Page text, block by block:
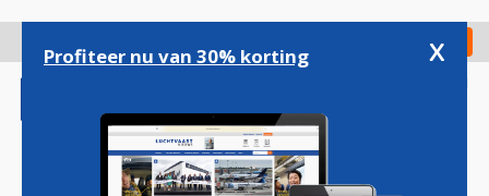
gaan
Check in
Profiteer nu van 30% korting x